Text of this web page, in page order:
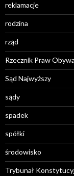
reklamacje
rodzina
rząd
Rzecznik Praw
Sąd Najwyższy
sądy
spadek
spółki
środowisko
Trybunał